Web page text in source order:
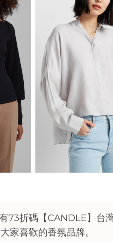
73折碼【CANDLE】台
家喜歡的香氛品牌。